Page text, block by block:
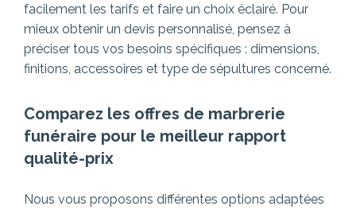
facilement les tarifs et faire un choix éclairé. Pour
mieux obtenir un devis personnalisé, pensez à
préciser tous vos besoins spécifiques : dimensions,
finitions, accessoires et type de sépultures concerné.
Comparez les offres de marbrerie
funéraire pour le meilleur rapport
qualité-prix
Nous vous proposons différentes options adaptées